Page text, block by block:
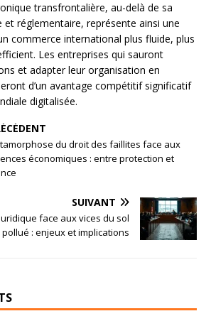
transfrontalière, au-delà de sa
et réglementaire, représente ainsi une
commerce international plus fluide, plus
Les entreprises qui sauront
et adapter leur organisation en
d’un avantage compétitif significatif
digitalisée.
du droit des faillites face aux
économiques : entre protection et
SUIVANT
face aux vices du sol
pollué : enjeux et implications